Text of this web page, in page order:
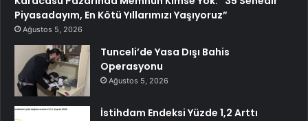
Piyasadayım, En Kötü Yıllarımızı Yaşıyoruz”
Ağustos 5, 2026
Tunceli’de Yasa Dışı Bahis
Operasyonu
Ağustos 5, 2026
İstihdam Endeksi Yüzde 1,2 Arttı